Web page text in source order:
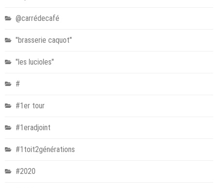
@carrédecafé
"brasserie caquot"
"les lucioles"
#
#1er tour
#1eradjoint
#1toit2générations
#2020